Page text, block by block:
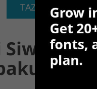
TAZAMA ADOBE
Siwezi
na